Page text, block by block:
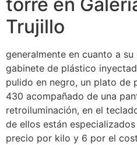
Trujillo
generalmente en cuanto a
gabinete de plástico
pulido en negro, un plato de
430 acompañado de una
retroiluminación, en el
de ellos están
precio por kilo y 6 por el